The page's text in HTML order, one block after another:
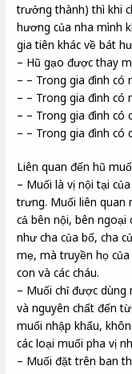
trưởng thành) thì khi
hương của nha mình
gia tiên khác về bát
– Hũ gạo được thay
– – Trong gia đình có
– – Trong gia đình có
– – Trong gia đình có
– – Trong gia đình có
Liên quan đến hũ
– Muối là vị nội tại
trưng. Muối liên quan
cả bên nội, bên ngoại
như cha của bố, cha
mẹ, mà truyền họ
con và các cháu.
– Muối chỉ được
và nguyên chất đến
muối nhập khẩu,
các loại muối pha vị
– Muối đặt trên ban